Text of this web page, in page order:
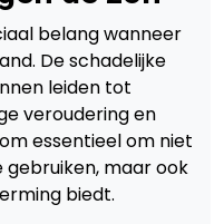
belang wanneer
De schadelijke
leiden tot
veroudering en
essentieel om niet
maar ook
biedt.